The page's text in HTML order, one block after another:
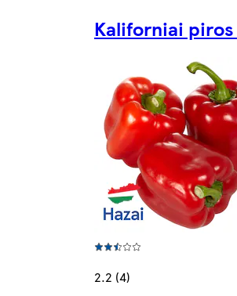
Kaliforniai
2.2 (4)